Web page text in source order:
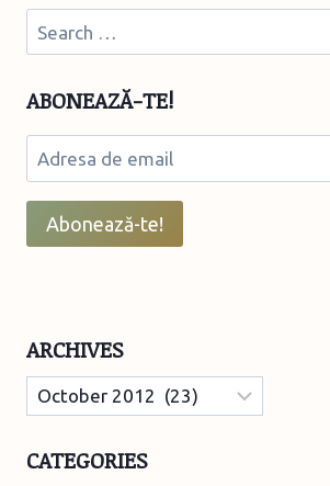
Search
for:
ABONEAZĂ-TE!
Adresa
de
email
Abonează-te!
ARCHIVES
Archives
CATEGORIES